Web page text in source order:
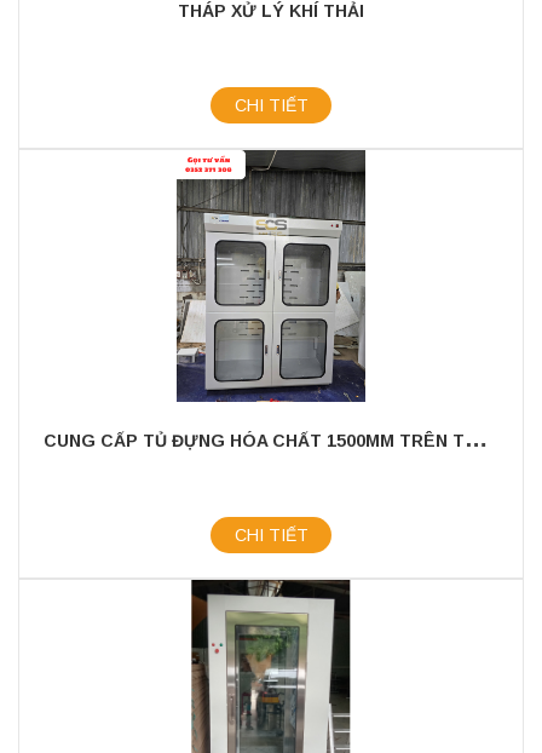
THÁP XỬ LÝ KHÍ THẢI
CHI TIẾT
C
UNG CẤP TỦ ĐỰNG HÓA CHẤT 1500MM TRÊN TOÀN QUỐC GIÁ CẠNH TRANH
CHI TIẾT